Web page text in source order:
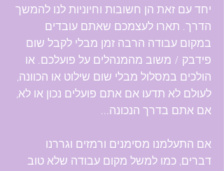
יחד עם זאת הן חשובות וחיוניות לנו להמשך
הדרך. תארו לעצמכם שאתם עובדים
במקום עבודה הרבה זמן מבלי לקבל שום
פידבק / משוב מהמנהלים על פועלכם. או
הולכים במסלול מבלי שום שילוט או הכוונה,
לעולם לא תדעו אם אתם פועלים נכון או לא,
אם אתם בדרך הנכונה...
אם התעלמנו מסימנים ורמזים וגררנו
דברים, כמו למשל מקום עבודה שלא טוב